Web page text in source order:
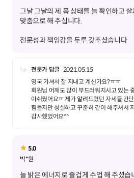
그날 그날의 제 몸 상태를 늘 확인하고
전문성과 책임감을 두루 갖추셨습니다
전문가 답글 2021.05.15
영국 가셔서 잘 지내고 계신가요?ㅠㅠ
회원님 어깨도 많이 부드러워지시고 있는
아쉬웠어요ㅠ 제가 알려드렸던 자세들 간
힘들지만 성실하고 꾸준히 같이 해주셔서
감사했었어요^^
5.0
박*원